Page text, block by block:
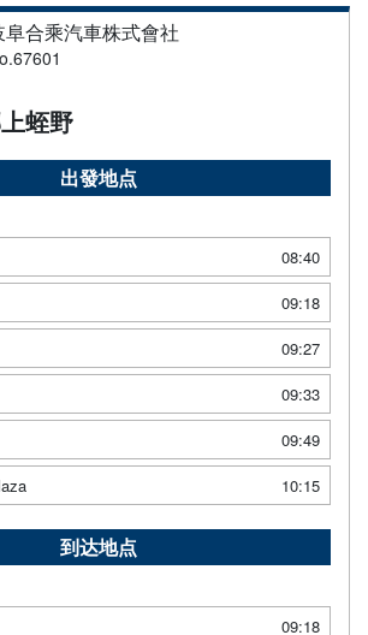
阜合乘汽車株式會社
蛭野
出發地点
08:40
09:18
09:27
09:33
09:49
10:15
到达地点
09:18